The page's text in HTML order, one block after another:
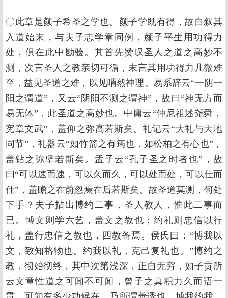
〇此章是颜子希圣之学也。颜子学既有得，故自叙其
入道始末，与夫子志学章同例，颜子平生用功得力
处，俱在此中勘验。其首先赞叹圣人之道之高妙不
测，次言圣人之教亲切可循，末言其用功得力几微难
至，益见圣道之难，以见喟然神理。易系辞云“一阴一
阳之谓道”，又云“阴阳不测之谓神”，故曰“神无方而
易无体”，此圣道之高妙也。中庸云“仲尼祖述尧舜，
宪章文武”，盖仰之弥高若斯矣。礼记云“大礼与天地
同节”，礼器云“如竹箭之有筠也，如松柏之有心也”，
盖钻之弥坚若斯矣。孟子云“孔子圣之时者也”，故
曰“可以速而速，可以久而久，可以处而处，可以仕而
仕”，盖瞻之在前忽焉在后若斯矣。故圣道莫测，何处
下手？夫子拈出博约二事，圣人教人，惟此二事而
已。博文则学六艺，盖文之教也；约礼则忠信以行
礼，盖行忠信之教也，四教备焉。侯氏曰：“博我以
文，致知格物也。约我以礼，克己复礼也。”博约之
教，彻始彻终，其中次第浅深，正自无穷，如子贡所
云文章性道之可闻不可闻，曾子之真积力久而语一